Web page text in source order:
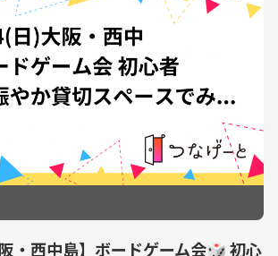
・西中島】ボードゲーム会🎲 初心